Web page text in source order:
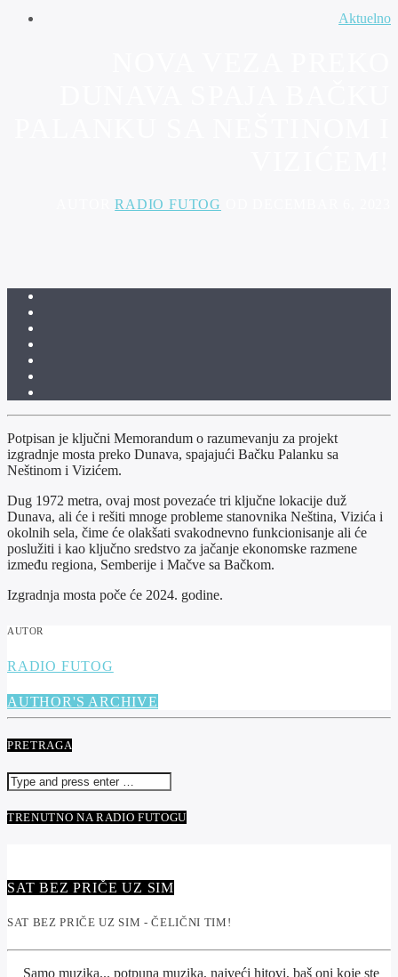
Aktuelno
AUTORRADIO FUTOG
Potpisan je ključni Memorandum o razumevanju za projekt
izgradnje mosta preko Dunava, spajajući Bačku Palanku sa
Neštinom i Vizićem.
Dug 1972 metra, ovaj most povezaće tri ključne lokacije duž
Dunava, ali će i rešiti mnoge probleme stanovnika Neština, Vizića i
okolnih sela, čime će olakšati svakodnevno funkcionisanje ali će
poslužiti i kao ključno sredstvo za jačanje ekonomske razmene
između regiona, Semberije i Mačve sa Bačkom.
Izgradnja mosta poče će 2024. godine.
AUTOR
RADIO FUTOG
AUTHOR'S ARCHIVE
PRETRAGA
TRENUTNO NA RADIO FUTOGU
SAT BEZ PRIČE UZ SIM
SAT BEZ PRIČE UZ SIM - ČELIČNI TIM!
Samo muzika... potpuna muzika, najveći hitovi, baš oni koje ste